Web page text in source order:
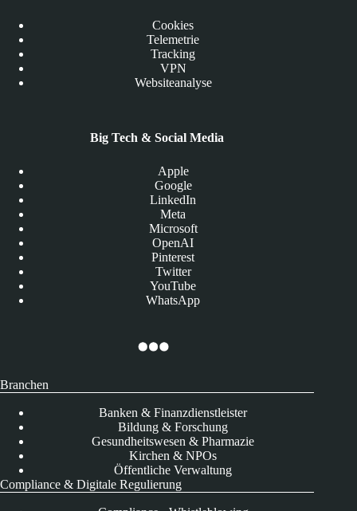
Cookies
Telemetrie
Tracking
VPN
Websiteanalyse
Big Tech & Social Media
Apple
Google
LinkedIn
Meta
Microsoft
OpenAI
Pinterest
Twitter
YouTube
WhatsApp
Branchen
Banken & Finanzdienstleister
Bildung & Forschung
Gesundheitswesen & Pharmazie
Kirchen & NPOs
Öffentliche Verwaltung
Compliance & Digitale Regulierung